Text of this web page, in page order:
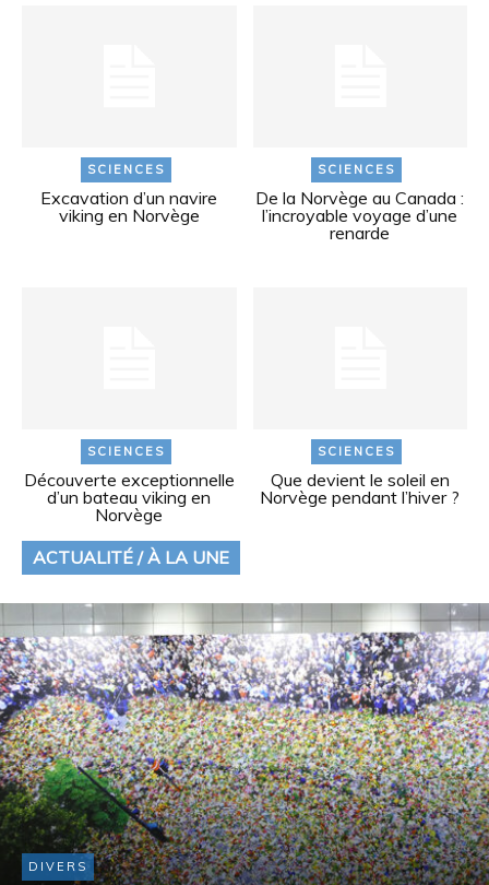
SCIENCES
Excavation d’un navire
viking en Norvège
SCIENCES
De la Norvège au Canada :
l’incroyable voyage d’une
renarde
SCIENCES
Découverte exceptionnelle
d’un bateau viking en
Norvège
SCIENCES
Que devient le soleil en
Norvège pendant l’hiver ?
ACTUALITÉ / À LA UNE
DIVERS